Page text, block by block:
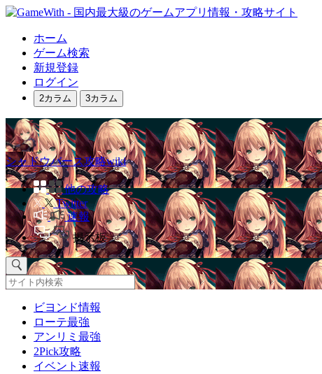
ホーム
ゲーム検索
新規登録
ログイン
2カラム 3カラム
シャドウバース攻略wiki
他の攻略
Twitter
速報
掲示板
ビヨンド情報
ローテ最強
アンリミ最強
2Pick攻略
イベント速報